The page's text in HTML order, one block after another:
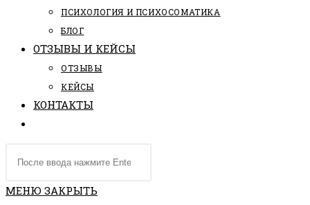
ПCИХОЛОГИЯ И ПСИХОСОМАТИКА
БЛОГ
ОТЗЫВЫ И КЕЙСЫ
ОТЗЫВЫ
КЕЙСЫ
КОНТАКТЫ
ПО
САЙТУ
сайте
МЕНЮ ЗАКРЫТЬ